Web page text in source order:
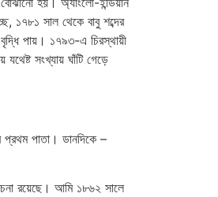
১৭৮১ সাল থেকে বাবু শব্দের
পায়। ১৭৯৩-এ চিরস্থায়ী
সংখ্যায় ঘাঁটি গেড়ে
পাতা। ডানদিকে –
রয়েছে। আমি ১৮৬২ সালে